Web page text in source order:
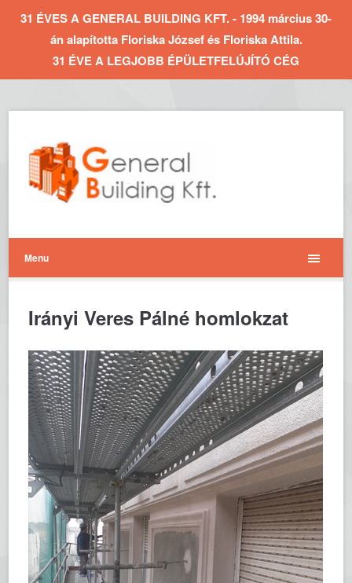
31 ÉVES A GENERAL BUILDING KFT. - 1994 március 30-
án alapította Floriska József és Floriska Attila.
31 ÉVE A LEGJOBB ÉPÜLETFELÚJÍTÓ CÉG
Menu
Irányi Veres Pálné homlokzat